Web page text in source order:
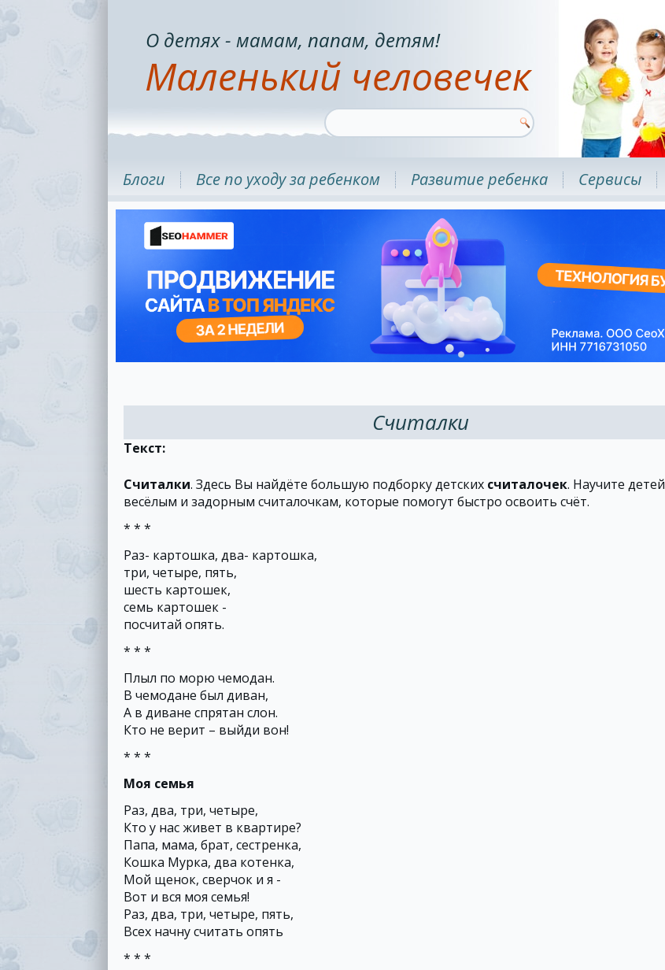
Маленький человечек
О детях - мамам, папам, детям!
Блоги Все по уходу за ребенком Развитие ребенка Сервисы
Считалки
Текст:
Считалки. Здесь Вы найдёте большую подборку детских считалочек. Научите детей
весёлым и задорным считалочкам, которые помогут быстро освоить счёт.
* * *
Раз- картошка, два- картошка,
три, четыре, пять,
шесть картошек,
семь картошек -
посчитай опять.
* * *
Плыл по морю чемодан.
В чемодане был диван,
А в диване спрятан слон.
Кто не верит – выйди вон!
* * *
Моя семья
Раз, два, три, четыре,
Кто у нас живет в квартире?
Папа, мама, брат, сестренка,
Кошка Мурка, два котенка,
Мой щенок, сверчок и я -
Вот и вся моя семья!
Раз, два, три, четыре, пять,
Всех начну считать опять
* * *